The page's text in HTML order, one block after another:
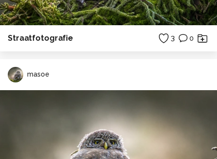
Straatfotografie 3 0
masoe